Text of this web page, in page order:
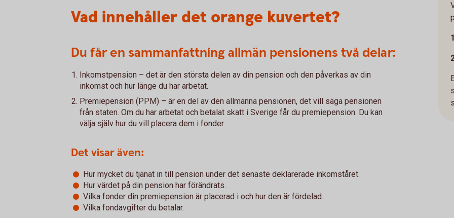
Vad innehåller det orange kuvertet?
Du får en sammanfattning allmän pensionens två delar:
Inkomstpension – det är den största delen av din pension och den påverkas av din
inkomst och hur länge du har arbetat.
Premiepension (PPM) – är en del av den allmänna pensionen, det vill säga pensionen
från staten. Om du har arbetat och betalat skatt i Sverige får du premiepension. Du kan
välja själv hur du vill placera dem i fonder.
Det visar även:
Hur mycket du tjänat in till pension under det senaste deklarerade inkomståret.
Hur värdet på din pension har förändrats.
Vilka fonder din premiepension är placerad i och hur den är fördelad.
Vilka fondavgifter du betalar.